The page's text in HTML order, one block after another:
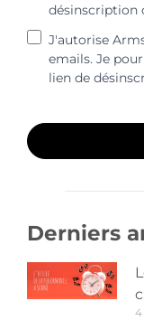
désinscription
J'autorise
emails. Je
lien de
Derniers
4